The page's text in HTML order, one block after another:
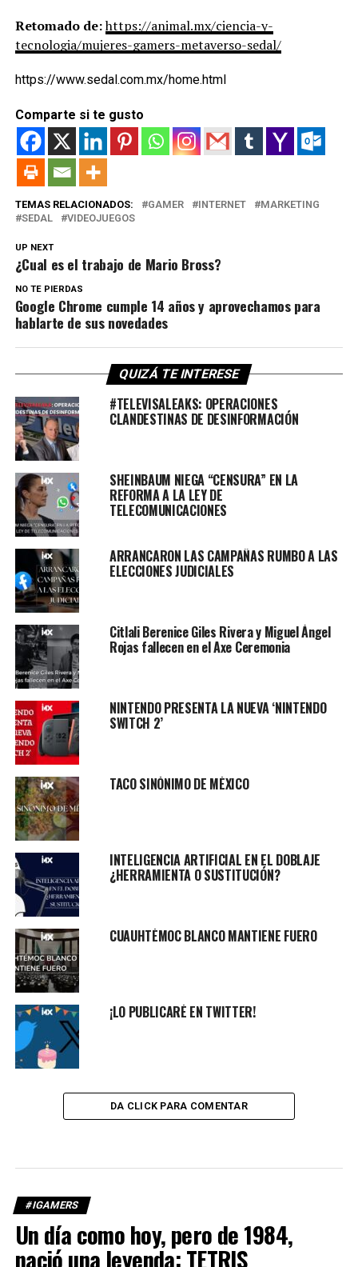
Retomado de:https://animal.mx/ciencia-y-
tecnologia/mujeres-gamers-metaverso-sedal/
https://www.sedal.com.mx/home.html
Comparte si te gusto
TEMAS RELACIONADOS: GAMER INTERNET
MARKETING
SEDAL
VIDEOJUEGOS
UP NEXT
¿Cual es el trabajo de Mario Bross?
NO TE PIERDAS
Google Chrome cumple 14 años y aprovechamos para
hablarte de sus novedades
QUIZÁ TE INTERESE
#TELEVISALEAKS: OPERACIONES
CLANDESTINAS DE DESINFORMACIÓN
SHEINBAUM NIEGA “CENSURA” EN LA
REFORMA A LA LEY DE
TELECOMUNICACIONES
ARRANCARON LAS CAMPAÑAS RUMBO A LAS
ELECCIONES JUDICIALES
Citlali Berenice Giles Rivera y Miguel Ángel
Rojas fallecen en el Axe Ceremonia
NINTENDO PRESENTA LA NUEVA ‘NINTENDO
SWITCH 2’
TACO SINÓNIMO DE MÉXICO
INTELIGENCIA ARTIFICIAL EN EL DOBLAJE
¿HERRAMIENTA O SUSTITUCIÓN?
CUAUHTÉMOC BLANCO MANTIENE FUERO
¡LO PUBLICARÉ EN TWITTER!
DA CLICK PARA COMENTAR
#IGAMERS
Un día como hoy, pero de 1984,
nació una leyenda: TETRIS